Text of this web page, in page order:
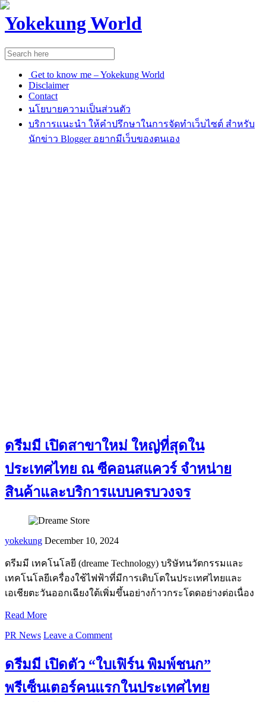
Yokekung World
Get to know me – Yokekung World
Disclaimer
Contact
นโยบายความเป็นส่วนตัว
บริการแนะนำ ให้คำปรึกษาในการจัดทำเว็บไซต์ สำหรับ
นักข่าว Blogger อยากมีเว็บของตนเอง
ดรีมมี เปิดสาขาใหม่ ใหญ่ที่สุดใน
ประเทศไทย ณ ซีคอนสแควร์ จำหน่าย
สินค้าและบริการแบบครบวงจร
yokekung December 10, 2024
ดรีมมี เทคโนโลยี (dreame Technology) บริษัทนวัตกรรมและ
เทคโนโลยีเครื่องใช้ไฟฟ้าที่มีการเติบโตในประเทศไทยและ
เอเชียตะวันออกเฉียงใต้เพิ่มขึ้นอย่างก้าวกระโดดอย่างต่อเนื่อง
Read More
PR News Leave a Comment
ดรีมมี เปิดตัว “ใบเฟิร์น พิมพ์ชนก”
พรีเซ็นเตอร์คนแรกในประเทศไทย